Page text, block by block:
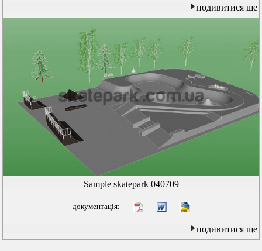
подивитися ще
Sample skatepark 040709
документація:
подивитися ще